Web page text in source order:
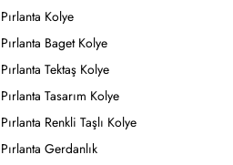
Pırlanta Kolye
Pırlanta Baget Kolye
Pırlanta Tektaş Kolye
Pırlanta Tasarım Kolye
Pırlanta Renkli Taşlı Kolye
Pırlanta Gerdanlık